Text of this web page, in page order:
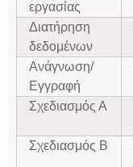
εργασίας
Διατήρηση
δεδομένων
Ανάγνωση/
Εγγραφή
Σχεδιασμός Α
Σχεδιασμός Β